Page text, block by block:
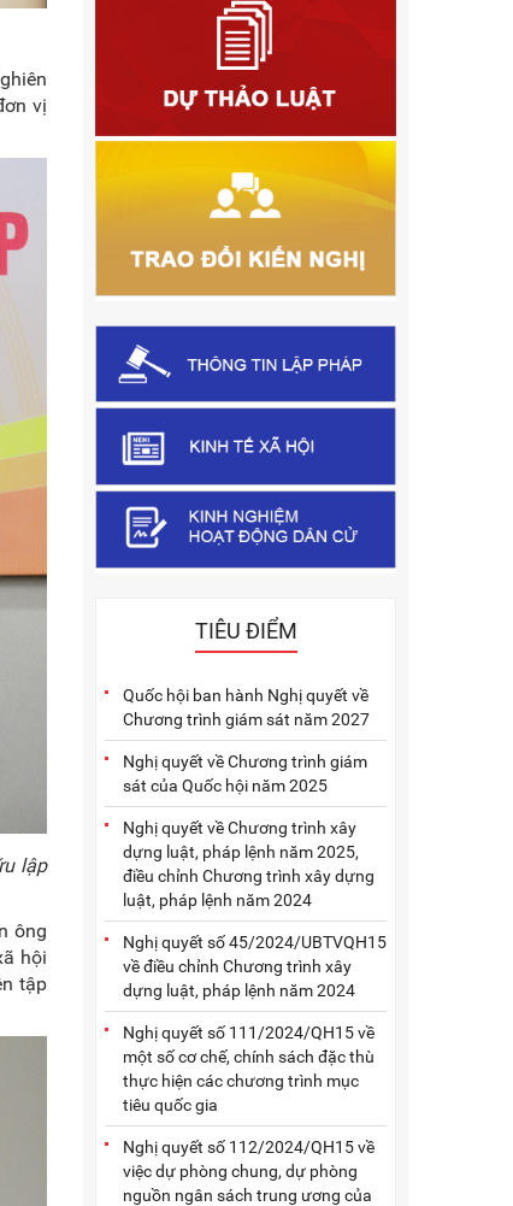
vị
lập
ông
hội
tập
TIÊU ĐIỂM
Quốc hội ban hành Nghị quyết về
Chương trình giám sát năm 2027
Nghị quyết về Chương trình giám
sát của Quốc hội năm 2025
Nghị quyết về Chương trình xây
dựng luật, pháp lệnh năm 2025,
điều chỉnh Chương trình xây dựng
luật, pháp lệnh năm 2024
Nghị quyết số 45/2024/UBTVQH15
về điều chỉnh Chương trình xây
dựng luật, pháp lệnh năm 2024
Nghị quyết số 111/2024/QH15 về
một số cơ chế, chính sách đặc thù
thực hiện các chương trình mục
tiêu quốc gia
Nghị quyết số 112/2024/QH15 về
việc dự phòng chung, dự phòng
nguồn ngân sách trung ương của